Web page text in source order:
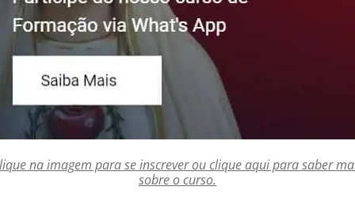
na imagem para se inscrever ou clique aqui para saber
sobre o curso.